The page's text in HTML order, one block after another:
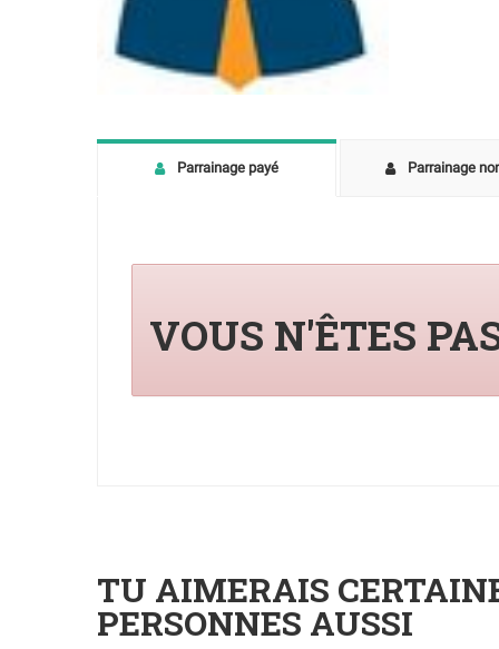
Parrainage payé Parrainage
VOUS N'ÊTES
TU AIMERAIS
PERSONNES AUSSI